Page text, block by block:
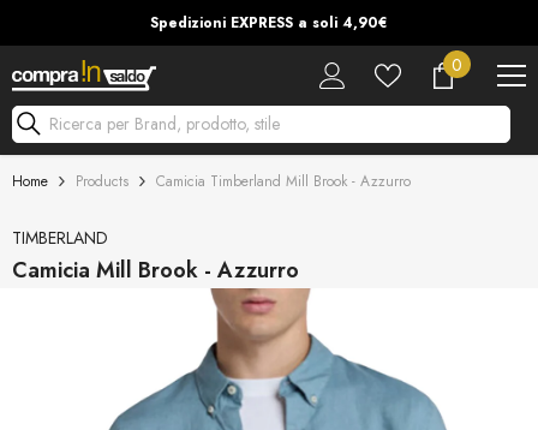
Vai Al ContenutoSpedizioni EXPRESS a soli 4,90€
0
0
articoli
Ricerca per Brand, prodotto, stile
Home Products Camicia Timberland Mill Brook - Azzurro
TIMBERLAND
Camicia Mill Brook - Azzurro